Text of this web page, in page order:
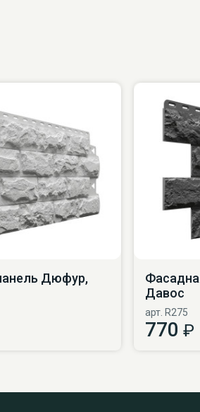
Дюфур,
Давос
арт. R275
770 ₽